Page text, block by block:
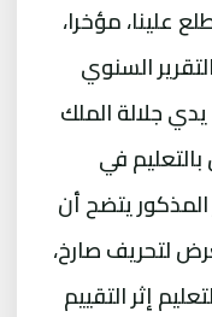
علينا، مؤخرا،
السنوي
جلالة الملك
في
المذكور يتضح أن
لتحريف صارخ،
إثر التقييم